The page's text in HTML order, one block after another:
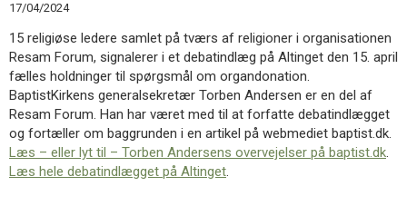
3.0:
Kalender
4.0:
Inspiration
5.0:
Værktøjskassen
6.0:
Mission
7.0:
Om
BaptistKirken
8.0:
Kontakt
9.0:
Forside
10.0:
Nyheder
17/04/2024
15 religiøse ledere samlet på tværs af religioner i organisationen
Resam Forum, signalerer i et debatindlæg på Altinget den 15. april
fælles holdninger til spørgsmål om organdonation.
BaptistKirkens generalsekretær Torben Andersen er en del af
Resam Forum. Han har været med til at forfatte debatindlægget
og fortæller om baggrunden i en artikel på webmediet baptist.dk.
Læs – eller lyt til – Torben Andersens overvejelser på baptist.dk.
Læs hele debatindlægget på Altinget.